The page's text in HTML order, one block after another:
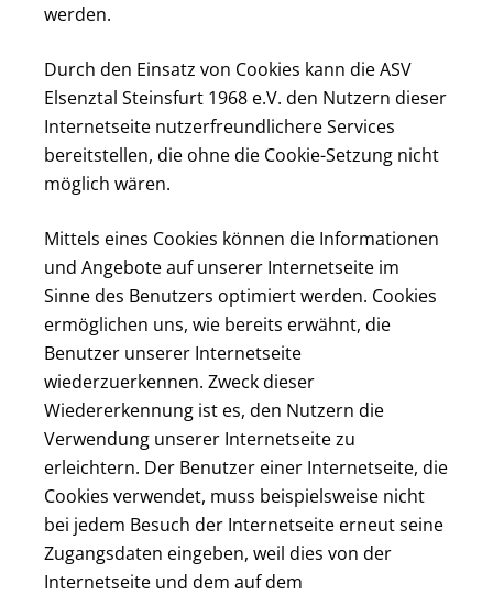
werden.
Durch den Einsatz von Cookies kann die ASV
Elsenztal Steinsfurt 1968 e.V. den Nutzern dieser
Internetseite nutzerfreundlichere Services
bereitstellen, die ohne die Cookie-Setzung nicht
möglich wären.
Mittels eines Cookies können die Informationen
und Angebote auf unserer Internetseite im
Sinne des Benutzers optimiert werden. Cookies
ermöglichen uns, wie bereits erwähnt, die
Benutzer unserer Internetseite
wiederzuerkennen. Zweck dieser
Wiedererkennung ist es, den Nutzern die
Verwendung unserer Internetseite zu
erleichtern. Der Benutzer einer Internetseite, die
Cookies verwendet, muss beispielsweise nicht
bei jedem Besuch der Internetseite erneut seine
Zugangsdaten eingeben, weil dies von der
Internetseite und dem auf dem